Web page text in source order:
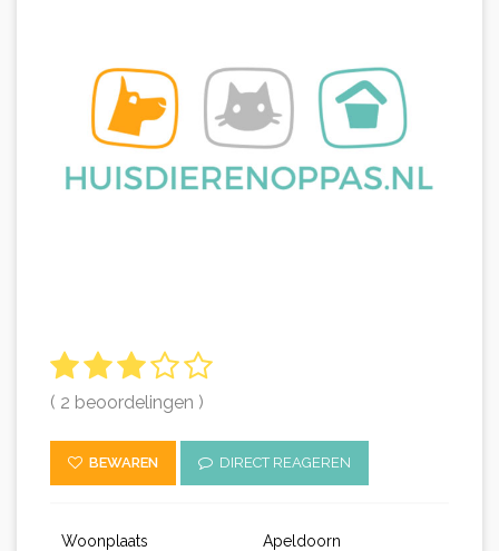
( 2 beoordelingen )
BEWAREN DIRECT REAGEREN
Woonplaats
Apeldoorn